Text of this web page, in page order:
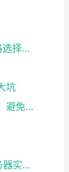
2025美国CN2云服务器购买攻略：从线路选择到实操最全指南
坑
国外便宜的云服务器怎么选？牢记这几点，避免踩坑
企业级稳定+平民价！日本东京共享云服务器实测：CentOS 7.9系统+资源隔离，稳定性达99.99%